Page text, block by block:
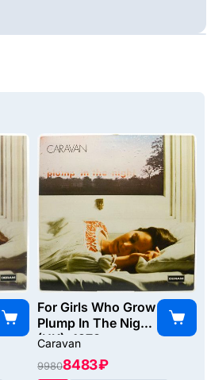
For Girls Who Grow
Plump In The Night
(UK), 1973
Caravan
99808483 ₽